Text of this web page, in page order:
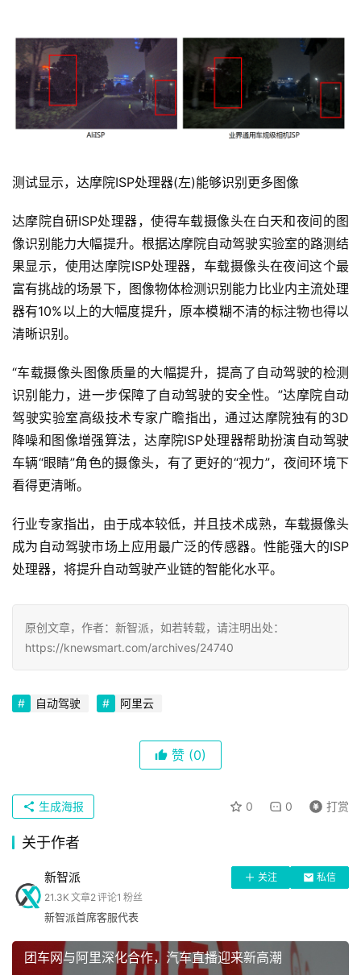
技
手
测试显示，达摩院ISP处理器(左)能够识别更多图像
达摩院自研ISP处理器，使得车载摄像头在白天和夜间的图
像识别能力大幅提升。根据达摩院自动驾驶实验室的路测结
果显示，使用达摩院ISP处理器，车载摄像头在夜间这个最
富有挑战的场景下，图像物体检测识别能力比业内主流处理
器有10%以上的大幅度提升，原本模糊不清的标注物也得以
清晰识别。
“车载摄像头图像质量的大幅提升，提高了自动驾驶的检测
识别能力，进一步保障了自动驾驶的安全性。”达摩院自动
驾驶实验室高级技术专家广瞻指出，通过达摩院独有的3D
降噪和图像增强算法，达摩院ISP处理器帮助扮演自动驾驶
车辆“眼睛”角色的摄像头，有了更好的“视力”，夜间环境下
看得更清晰。
行业专家指出，由于成本较低，并且技术成熟，车载摄像头
成为自动驾驶市场上应用最广泛的传感器。性能强大的ISP
处理器，将提升自动驾驶产业链的智能化水平。
原创文章，作者：新智派，如若转载，请注明出处：
https://knewsmart.com/archives/24740
自动驾驶 阿里云
赞 (0)
0 0 打赏
生成海报
关于作者
新智派 关注
私信
21.3K 文章2评论1 粉丝
新智派首席客服代表
团车网与阿里深化合作，汽车直播迎来新高潮